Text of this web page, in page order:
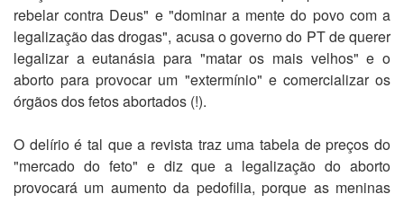
rebelar contra Deus" e "dominar a mente do povo com a
legalização das drogas", acusa o governo do PT de querer
legalizar a eutanásia para "matar os mais velhos" e o
aborto para provocar um "extermínio" e comercializar os
órgãos dos fetos abortados (!).
O delírio é tal que a revista traz uma tabela de preços do
"mercado do feto" e diz que a legalização do aborto
provocará um aumento da pedofilia, porque as meninas